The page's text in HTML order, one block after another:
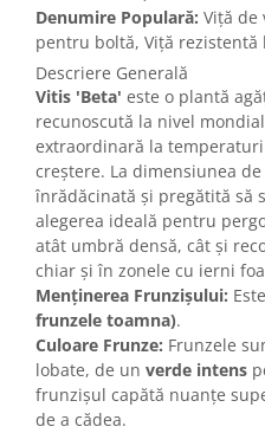
Denumire Populară: Viță de
pentru boltă, Viță rezistentă
Descriere Generală
Vitis 'Beta' este o plantă
recunoscută la nivel
extraordinară la
creștere. La dimensiunea
înrădăcinată și pregătită să
alegerea ideală pentru
atât umbră densă, cât și
chiar și în zonele cu ierni
Menținerea Frunzișului:
frunzele toamna).
Culoare Frunze: Frunzele
lobate, de un verde intens
frunzișul capătă nuanțe
de a cădea.